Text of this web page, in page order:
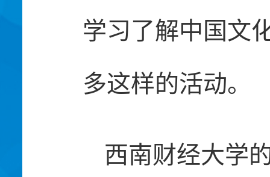
学习了解中国文
多这样的活动。
西南财经大学